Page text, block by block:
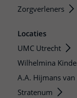
Zorgverleners
Locaties
UMC Utrecht
Wilhelmina
A.A. Hijmans
Stratenum